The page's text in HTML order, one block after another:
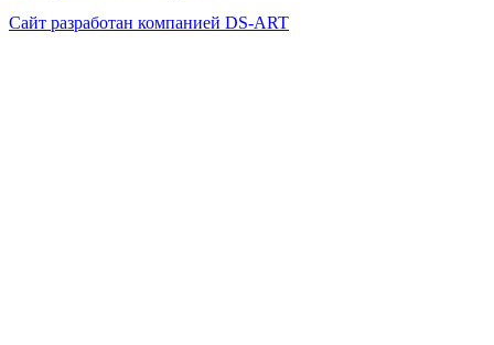
Сайт разработан компанией DS-ART